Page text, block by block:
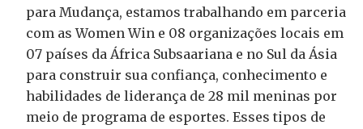
para Mudança, estamos trabalhando em parceria
com as Women Win e 08 organizações locais em
07 países da África Subsaariana e no Sul da Ásia
para construir sua confiança, conhecimento e
habilidades de liderança de 28 mil meninas por
meio de programa de esportes. Esses tipos de